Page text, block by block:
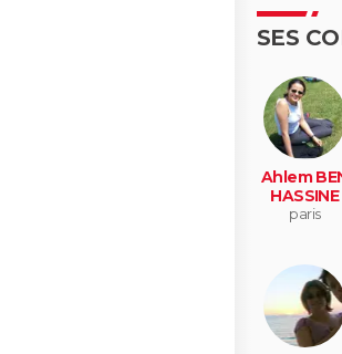
SES
Ahlem
HASSINE
paris